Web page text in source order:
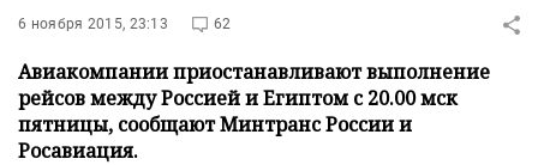
6 ноября 2015, 23:13 62
Авиакомпании приостанавливают выполнение
рейсов между Россией и Египтом с 20.00 мск
пятницы, сообщают Минтранс России и
Росавиация.